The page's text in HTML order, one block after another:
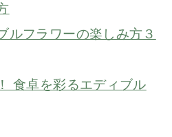
ルフラワーの楽しみ方３
食卓を彩るエディブル